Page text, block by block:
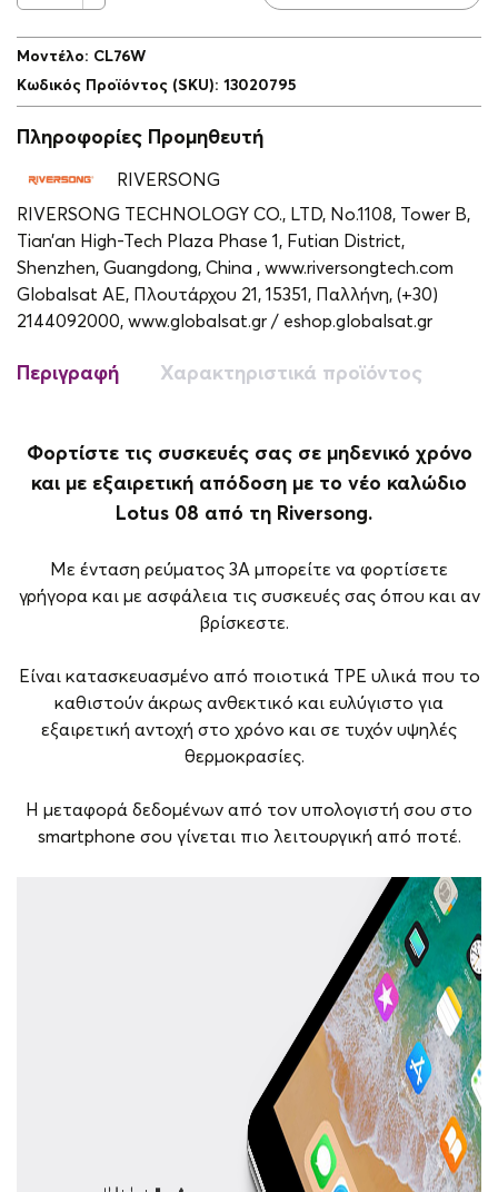
Μοντέλο: CL76W
Κωδικός Προϊόντος (SKU): 13020795
Πληροφορίες Προμηθευτή
RIVERSONG
RIVERSONG TECHNOLOGY CO., LTD, No.1108, Tower B,
Tian’an High-Tech Plaza Phase 1, Futian District,
Shenzhen, Guangdong, China , www.riversongtech.com
Globalsat ΑΕ, Πλουτάρχου 21, 15351, Παλλήνη, (+30)
2144092000, www.globalsat.gr / eshop.globalsat.gr
Περιγραφή Χαρακτηριστικά προϊόντος
Φορτίστε τις συσκευές σας σε μηδενικό χρόνο
και με εξαιρετική απόδοση με το νέο καλώδιο
Lotus 08 από τη Riversong.
Με ένταση ρεύματος 3A μπορείτε να φορτίσετε
γρήγορα και με ασφάλεια τις συσκευές σας όπου και αν
βρίσκεστε.
Είναι κατασκευασμένο από ποιοτικά TPE υλικά που το
καθιστούν άκρως ανθεκτικό και ευλύγιστο για
εξαιρετική αντοχή στο χρόνο και σε τυχόν υψηλές
θερμοκρασίες.
H μεταφορά δεδομένων από τον υπολογιστή σου στο
smartphone σου γίνεται πιο λειτουργική από ποτέ.